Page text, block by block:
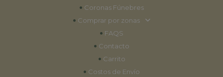
• Coronas Fúnebres
• Comprar por zonas
• FAQS
• Contacto
• Carrito
• Costos de Envío